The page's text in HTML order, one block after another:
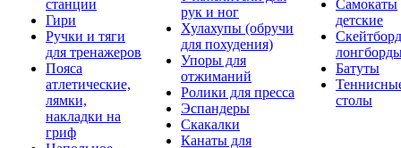
станции
Гири
Ручки и тяги
для тренажеров
Пояса
атлетические,
лямки,
накладки на
гриф
рук и ног
Хулахупы (обручи
для похудения)
Упоры для
отжиманий
Ролики для пресса
Эспандеры
Скакалки
Канаты для
Самокаты
детские
Батуты
столы